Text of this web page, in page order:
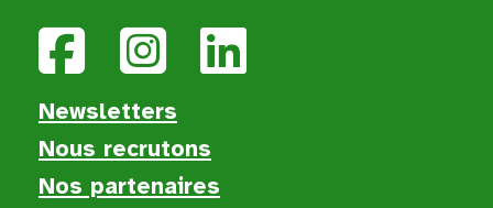
Newsletters
Nous recrutons
Nos partenaires